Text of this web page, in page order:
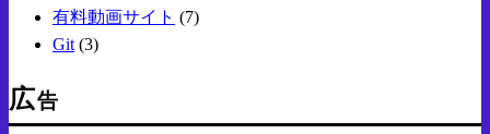
有料動画サイト (7)
Git (3)
広告